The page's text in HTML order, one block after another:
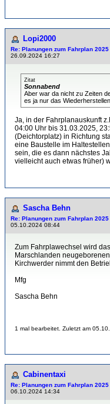
Lopi2000
Re: Planungen zum Fahrplan 2025
26.09.2024 16:27
Zitat
Sonnabend
Aber war da nicht zu Zeiten
es ja nur das
Ja, in der Fahrplanauskunft
04:00 Uhr bis 31.03.2025,
(Deichtorplatz) in Richtung
eine Baustelle im
sein, die es dann nächstes
vielleicht auch etwas früher)
Sascha Behn
Re: Planungen zum Fahrplan 2025
05.10.2024 08:44
Zum Fahrplawechsel wird
Marschlanden
Kirchwerder nimmt den
Mfg
Sascha Behn
1 mal bearbeitet. Zuletzt am
Cabinentaxi
Re: Planungen zum Fahrplan 2025
06.10.2024 14:34